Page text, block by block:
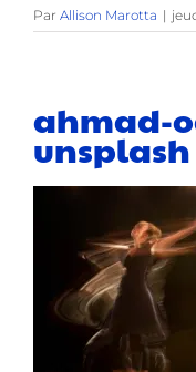
Par Allison Marotta |
ahmad-
unsplash